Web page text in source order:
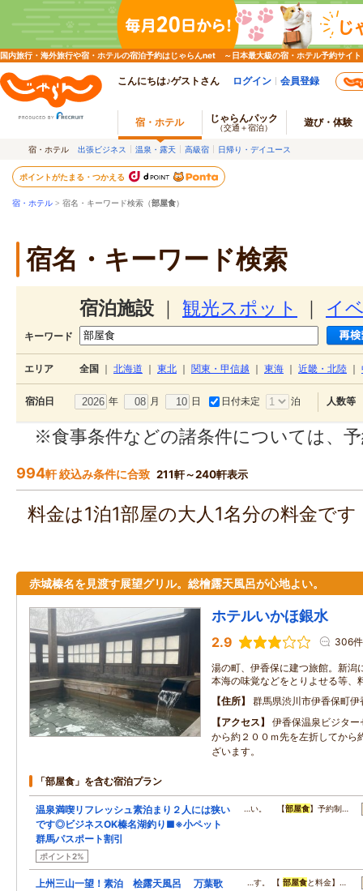
国内旅行・海外旅行や宿・ホテルの宿泊予約はじゃらんnet ～日本最大級の宿・ホテル予約サイト
こんにちは♪ゲストさん ログイン 会員登録
宿・ホテル じゃらんパック
（交通＋宿泊） 遊び・体験
宿・ホテル 出張ビジネス 温泉・露天 高級宿 日帰り・デイユース
ポイントがたまる・つかえる
宿・ホテル > 宿名・キーワード検索（部屋食）
宿名・キーワード検索
宿泊施設 観光スポット イ
キーワード
エリア 全国 北海道 東北 関東・甲信越 東海 近畿・北陸
宿泊日 年 月 日 日付未定 泊 人数等
※食事条件などの諸条件については、
994軒 絞込み条件に合致 211軒～240軒表示
料金は1泊1部屋の大人1名分の料金で
赤城榛名を見渡す展望グリル。総檜露天風呂が心地よい。
ホテルいかほ銀水
2.9 306件
湯の町、伊香保に建つ旅館。新潟
本海の味覚などをとりよせる等、
住所
群馬県渋川市伊香保町伊
アクセス
伊香保温泉ビジタ
から約２００ｍ先を左折してから
ざいます。
「部屋食」を含む宿泊プラン
温泉満喫リフレッシュ素泊まり２人には狭い
です◎ビジネスOK榛名湖釣り■※小ペット
群馬パスポート割引
ポイント2%
…い。 【部屋食】予約制…
上州三山一望！素泊 桧露天風呂 万葉歌
…す。 【 部屋食と料金】…